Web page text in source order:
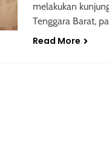
melakukan
Tenggara Barat,
Read More